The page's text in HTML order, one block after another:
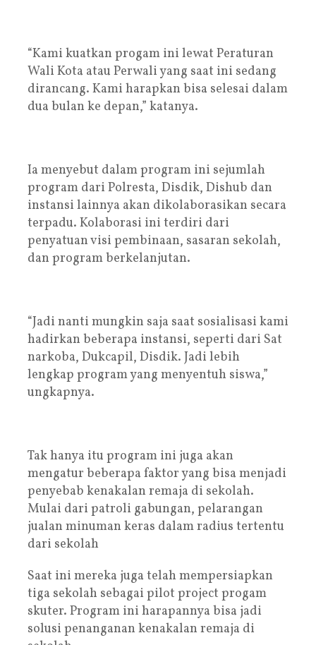
“Kami kuatkan progam ini lewat Peraturan
Wali Kota atau Perwali yang saat ini sedang
dirancang. Kami harapkan bisa selesai dalam
dua bulan ke depan,” katanya.
Ia menyebut dalam program ini sejumlah
program dari Polresta, Disdik, Dishub dan
instansi lainnya akan dikolaborasikan secara
terpadu. Kolaborasi ini terdiri dari
penyatuan visi pembinaan, sasaran sekolah,
dan program berkelanjutan.
“Jadi nanti mungkin saja saat sosialisasi kami
hadirkan beberapa instansi, seperti dari Sat
narkoba, Dukcapil, Disdik. Jadi lebih
lengkap program yang menyentuh siswa,”
ungkapnya.
Tak hanya itu program ini juga akan
mengatur beberapa faktor yang bisa menjadi
penyebab kenakalan remaja di sekolah.
Mulai dari patroli gabungan, pelarangan
jualan minuman keras dalam radius tertentu
dari sekolah
Saat ini mereka juga telah mempersiapkan
tiga sekolah sebagai pilot project progam
skuter. Program ini harapannya bisa jadi
solusi penanganan kenakalan remaja di